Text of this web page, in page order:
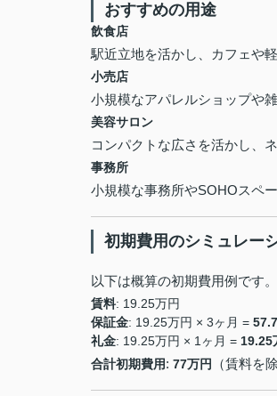
おすすめの用途
飲食店
駅近立地を活かし、カフェや
小売店
小規模なアパレルショップや
美容サロン
コンパクトな広さを活かし、
事務所
小規模な事務所やSOHOスペ
初期費用のシミュレー
以下は概算の初期費用例です。
賃料: 19.25万円
保証金: 19.25万円 × 3ヶ月 =
礼金: 19.25万円 × 1ヶ月 = 19.25
合計初期費用: 77万円 （賃料を